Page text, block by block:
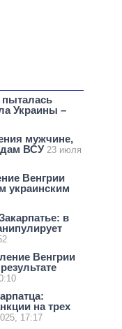
пыталась
Украины –
мужчине,
ВСУ 23 июля
Венгрии
украинским
в
Венгрии
на трех
17:17